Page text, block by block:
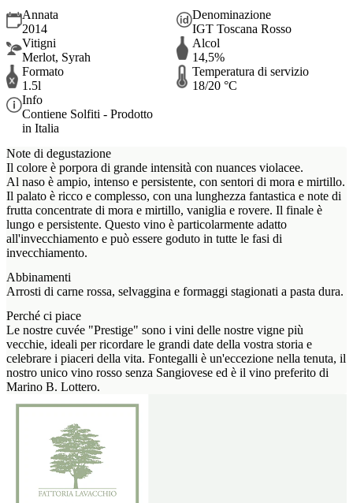
Annata
2014
Denominazione
IGT Toscana Rosso
Vitigni
Merlot, Syrah
Alcol
14,5%
Formato
1.5l
Temperatura di servizio
18/20 °C
Info
Contiene Solfiti - Prodotto
in Italia
Note di degustazione
Il colore è porpora di grande intensità con nuances violacee.
Al naso è ampio, intenso e persistente, con sentori di mora e mirtillo.
Il palato è ricco e complesso, con una lunghezza fantastica e note di
frutta concentrate di mora e mirtillo, vaniglia e rovere. Il finale è
lungo e persistente. Questo vino è particolarmente adatto
all'invecchiamento e può essere goduto in tutte le fasi di
invecchiamento.
Abbinamenti
Arrosti di carne rossa, selvaggina e formaggi stagionati a pasta dura.
Perché ci piace
Le nostre cuvée "Prestige" sono i vini delle nostre vigne più
vecchie, ideali per ricordare le grandi date della vostra storia e
celebrare i piaceri della vita. Fontegalli è un'eccezione nella tenuta, il
nostro unico vino rosso senza Sangiovese ed è il vino preferito di
Marino B. Lottero.